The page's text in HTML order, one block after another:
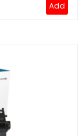
Add